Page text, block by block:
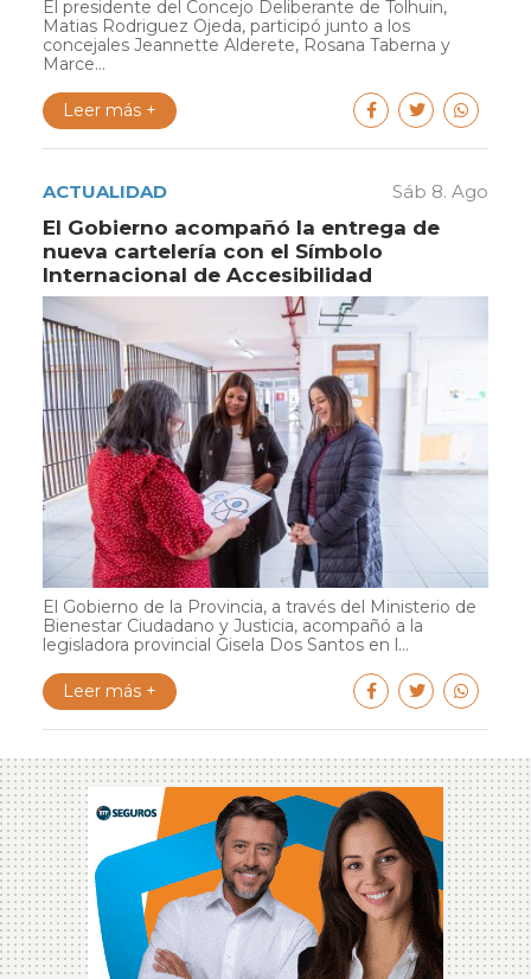
El presidente del Concejo Deliberante de Tolhuin,
Matias Rodriguez Ojeda, participó junto a los
concejales Jeannette Alderete, Rosana Taberna y
Marce...
Leer más +
ACTUALIDAD Sáb 8. Ago
El Gobierno acompañó la entrega de
nueva cartelería con el Símbolo
Internacional de Accesibilidad
El Gobierno de la Provincia, a través del Ministerio de
Bienestar Ciudadano y Justicia, acompañó a la
legisladora provincial Gisela Dos Santos en l...
Leer más +